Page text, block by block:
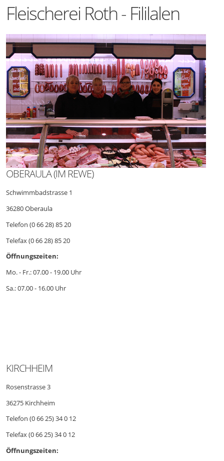
Fleischerei Roth - Fililalen
OBERAULA (IM REWE)
Schwimmbadstrasse 1
36280 Oberaula
Telefon (0 66 28) 85 20
Telefax (0 66 28) 85 20
Öffnungszeiten:
Mo. - Fr.: 07.00 - 19.00 Uhr
Sa.: 07.00 - 16.00 Uhr
KIRCHHEIM
Rosenstrasse 3
36275 Kirchheim
Telefon (0 66 25) 34 0 12
Telefax (0 66 25) 34 0 12
Öffnungszeiten: